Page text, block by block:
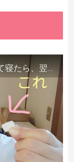
腎臓（腰）に「まるくん」を貼って寝たら、翌朝めちゃ楽でびっくりしました。腎臓叩いても痛くない！【お客様の声を試してみた】